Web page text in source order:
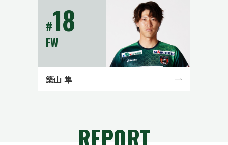
#18
FW
築山 隼
REPORT